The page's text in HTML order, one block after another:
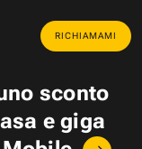
RICHIAMAMI
sconto
egiga